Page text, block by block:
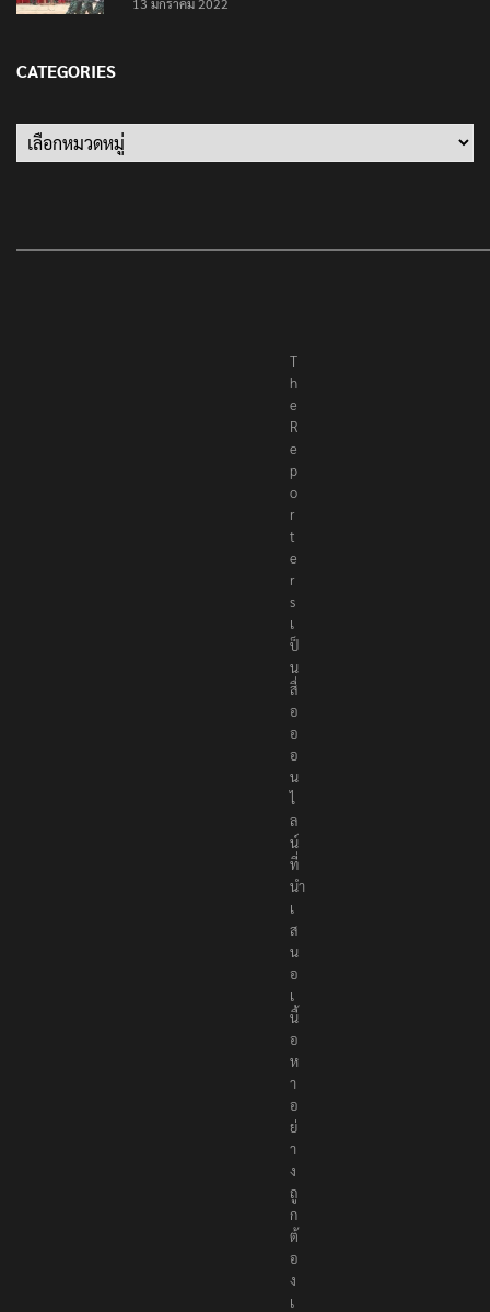
Categories
T
h
e
R
e
p
o
r
t
e
r
s
เ
ป็
น
สื่
อ
อ
อ
น
ไ
ล
น์
ที่
นำ
เ
ส
น
อ
เ
นื้
อ
ห
า
อ
ย่
า
ง
ถู
ก
ต้
อ
ง